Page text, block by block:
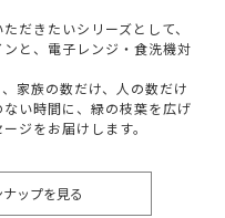
だきたいシリーズとして、
と、電子レンジ・食洗機対
家族の数だけ、人の数だけ
い時間に、緑の枝葉を広げ
ジをお届けします。
ップを見る